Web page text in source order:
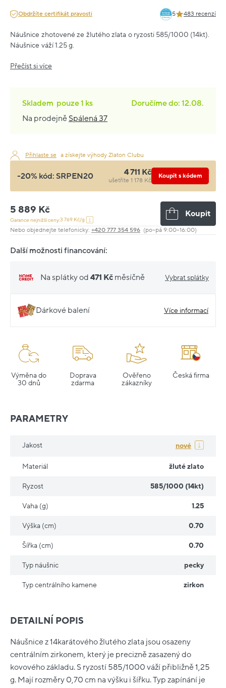
Obdržíte certifikát pravosti 5 483 recenzí
Náušnice zhotovené ze žlutého zlata o ryzosti 585/1000 (14kt).
Náušnice váží 1.25 g.
Přečíst si více
Skladem pouze1 ks
Doručíme do: 12.08.
Na prodejně Spálená 37
Přihlaste se a získejte výhody Zlaton Clubu
-20% kód: SRPEN20 4 711 Kč
ušetříte 1 178 Kč
Koupit s kódem
5 889 Kč
Garance nejnižší ceny:3 769 Kč/g
Koupit
Nebo objednejte telefonicky: +420 777 354 596 (po–pá 9:00–16:00)
Další možnosti financování:
Na splátky od 471 Kč měsíčně Vybrat splátky
Dárkové balení Více informací
Výměna do
30 dnů
Doprava
zdarma
Ověřeno
zákazníky
Česká firma
DETAILNÍ POPIS
Náušnice z 14karátového žlutého zlata jsou osazeny
centrálním zirkonem, který je precizně zasazený do
kovového základu. S ryzostí 585/1000 váží přibližně 1,25
g. Mají rozměry 0,70 cm na výšku i šířku. Typ zapínání je
PARAMETRY
Jakost nové
Materiál žluté zlato
Ryzost 585/1000 (14kt)
Vaha (g) 1.25
Výška (cm) 0.70
Šířka (cm) 0.70
Typ náušnic pecky
Typ centrálního kamene zirkon